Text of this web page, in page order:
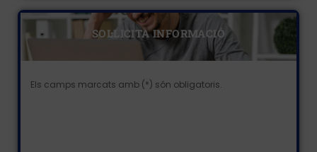
SOL·LICITA INFORMACIÓ
Els camps marcats amb (*) són obligatoris.